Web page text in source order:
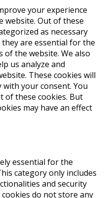
your experience
website. Out of these
as necessary
are essential for the
the website. We also
us analyze and
These cookies will
your consent. You
of these cookies. But
may have an effect
essential for the
category only includes
and security
do not store any